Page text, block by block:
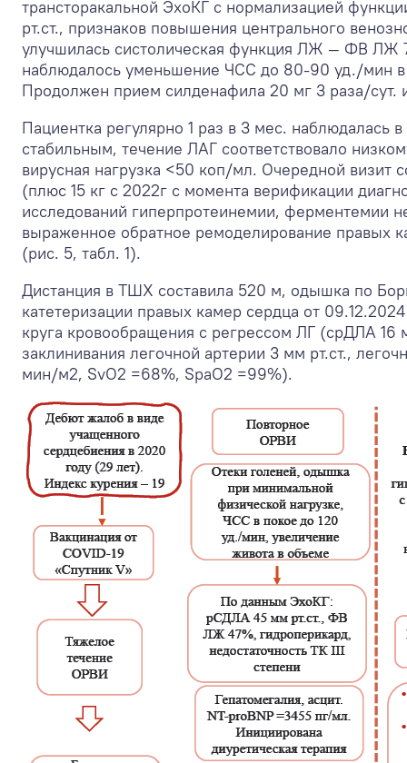
трансторакальной ЭхоКГ с нормализацией
рт.ст., признаков повышения центрального
улучшилась систолическая функция ЛЖ — ФВ ЛЖ
наблюдалось уменьшение ЧСС до 80-90 уд./мин в
Продолжен прием силденафила 20 мг 3 раза/
Пациентка регулярно 1 раз в 3 мес. наблюдалась
стабильным, течение ЛАГ соответствовало
вирусная нагрузка <50 коп/мл. Очередной визит
(плюс 15 кг с 2022г с момента верификации
исследований гиперпротеинемии, ферментемии
выраженное обратное ремоделирование правых
(рис. 5, табл. 1).
Дистанция в ТШХ составила 520 м, одышка по
катетеризации правых камер сердца от
круга кровообращения с регрессом ЛГ (срДЛА 16
заклинивания легочной артерии 3 мм рт.ст.,
мин/м2, SvO2 =68%, SpaO2 =99%).